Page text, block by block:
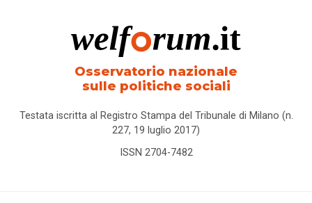
Osservatorio nazionale
sulle politiche sociali
Testata iscritta al Registro Stampa del Tribunale di Milano (n.
227, 19 luglio 2017)
ISSN 2704-7482